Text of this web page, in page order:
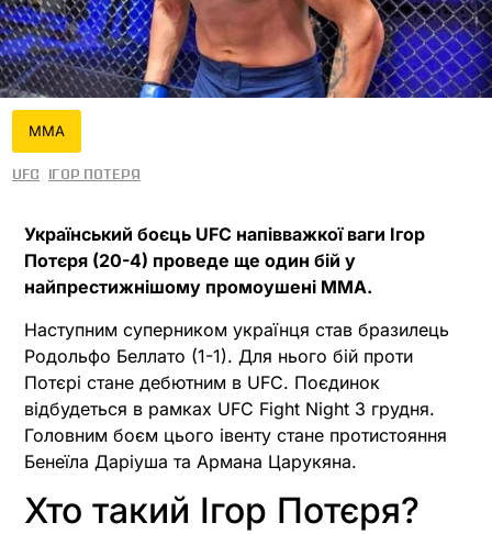
MMA
UFC Ігор Потеря
Український боєць UFC напівважкої ваги Ігор
Потєря (20-4) проведе ще один бій у
найпрестижнішому промоушені MMA.
Наступним суперником українця став бразилець
Родольфо Беллато (1-1). Для нього бій проти
Потєрі стане дебютним в UFC. Поєдинок
відбудеться в рамках UFC Fight Night 3 грудня.
Головним боєм цього івенту стане протистояння
Бенеїла Даріуша та Армана Царукяна.
Хто такий Ігор Потєря?